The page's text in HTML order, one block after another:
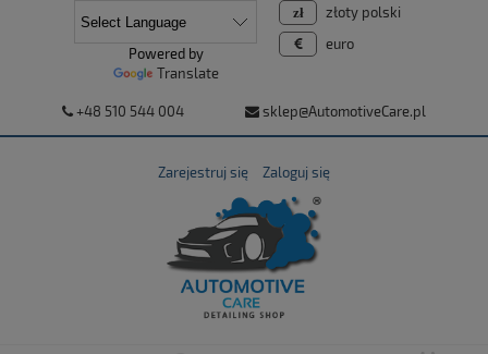
+48 510 544 004 sklep@AutomotiveCare.pl
Zarejestruj się Zaloguj się
złoty polski
euro
Powered by
Translate